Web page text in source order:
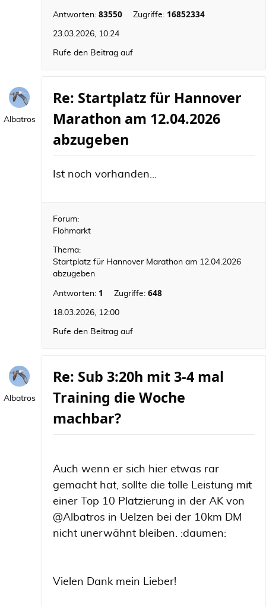
Antworten: 83550 Zugriffe: 16852334
23.03.2026, 10:24
Rufe den Beitrag auf
Albatros
Re: Startplatz für Hannover
Marathon am 12.04.2026
abzugeben
Ist noch vorhanden...
Forum:
Flohmarkt
Thema:
Startplatz für Hannover Marathon am 12.04.2026
abzugeben
Antworten: 1 Zugriffe: 648
18.03.2026, 12:00
Rufe den Beitrag auf
Albatros
Re: Sub 3:20h mit 3-4 mal
Training die Woche
machbar?
Auch wenn er sich hier etwas rar
gemacht hat, sollte die tolle Leistung mit
einer Top 10 Platzierung in der AK von
@Albatros in Uelzen bei der 10km DM
nicht unerwähnt bleiben. :daumen:
Vielen Dank mein Lieber!